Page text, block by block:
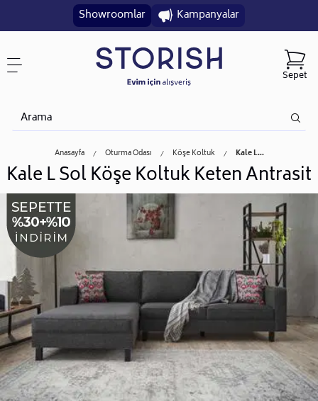
Showroomlar Kampanyalar
Sepet
Anasayfa Oturma Odası Köşe Koltuk Kale L...
Kale L Sol Köşe Koltuk Keten Antrasit